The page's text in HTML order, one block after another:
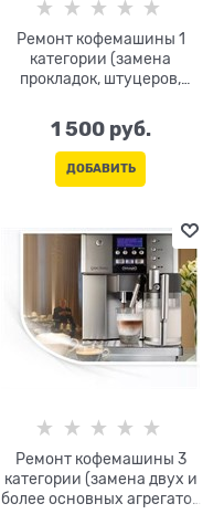
Ремонт кофемашины 1
категории (замена
прокладок, штуцеров,
датчиков, любой мелкий
ремонт требующий
разборки - сборки
аппарата)
1 500 руб.
ДОБАВИТЬ
Ремонт кофемашины 3
категории (замена двух и
более основных агрегатов